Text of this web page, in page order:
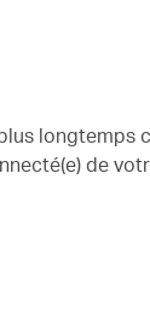
longtemps
de